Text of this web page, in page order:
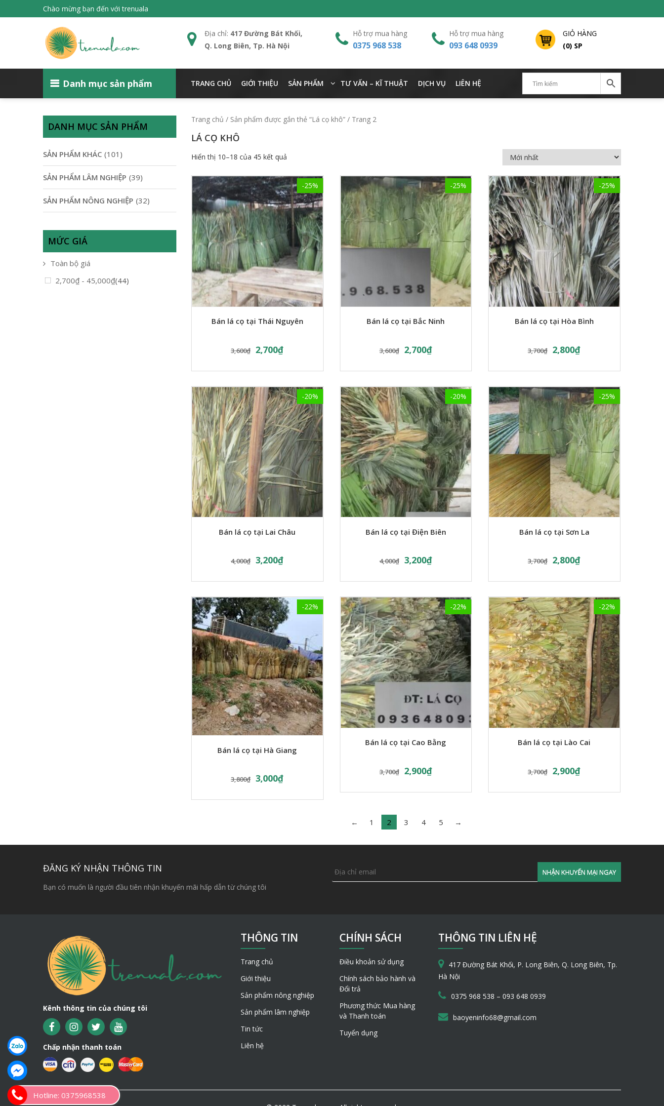
Chào mừng bạn đến với trenuala
GIỎ HÀNG
(0) SP
Địa chỉ: 417 Đường Bát Khối,
Q. Long Biên, Tp. Hà Nội
Hỗ trợ mua hàng
0375 968 538
Hỗ trợ mua hàng
093 648 0939
Danh mục sản phẩm TRANG CHỦ GIỚI THIỆU SẢN PHẨM TƯ VẤN – KĨ THUẬT DỊCH VỤ LIÊN HỆ
Trang chủ / Sản phẩm được gắn thẻ “Lá cọ khô” / Trang 2
LÁ CỌ KHÔ
Hiển thị 10–18 của 45 kết quả
-25%
Bán lá cọ tại Thái Nguyên
3,600₫ 2,700₫
-25%
Bán lá cọ tại Bắc Ninh
3,600₫ 2,700₫
-25%
Bán lá cọ tại Hòa Bình
3,700₫ 2,800₫
-20%
Bán lá cọ tại Lai Châu
4,000₫ 3,200₫
-20%
Bán lá cọ tại Điện Biên
4,000₫ 3,200₫
-25%
Bán lá cọ tại Sơn La
3,700₫ 2,800₫
-22%
Bán lá cọ tại Hà Giang
3,800₫ 3,000₫
-22%
Bán lá cọ tại Cao Bằng
3,700₫ 2,900₫
-22%
Bán lá cọ tại Lào Cai
3,700₫ 2,900₫
← 1 2 3 4 5 →
DANH MỤC SẢN PHẨM
SẢN PHẨM KHÁC (101)
SẢN PHẨM LÂM NGHIỆP (39)
SẢN PHẨM NÔNG NGHIỆP (32)
MỨC GIÁ
Toàn bộ giá
2,700₫ - 45,000₫(44)
ĐĂNG KÝ NHẬN THÔNG TIN
Bạn có muốn là người đầu tiên nhận khuyến mãi hấp dẫn từ chúng tôi
Kênh thông tin của chúng tôi
Chấp nhận thanh toán
THÔNG TIN
Trang chủ
Giới thiệu
Sản phẩm nông nghiệp
Sản phẩm lâm nghiệp
Tin tức
Liên hệ
CHÍNH SÁCH
Điều khoản sử dụng
Chính sách bảo hành và
Đổi trả
Phương thức Mua hàng
và Thanh toán
Tuyển dụng
THÔNG TIN LIÊN HỆ
417 Đường Bát Khối, P. Long Biên, Q. Long Biên, Tp.
Hà Nội
0375 968 538 – 093 648 0939
baoyeninfo68@gmail.com
Hotline: 0375968538